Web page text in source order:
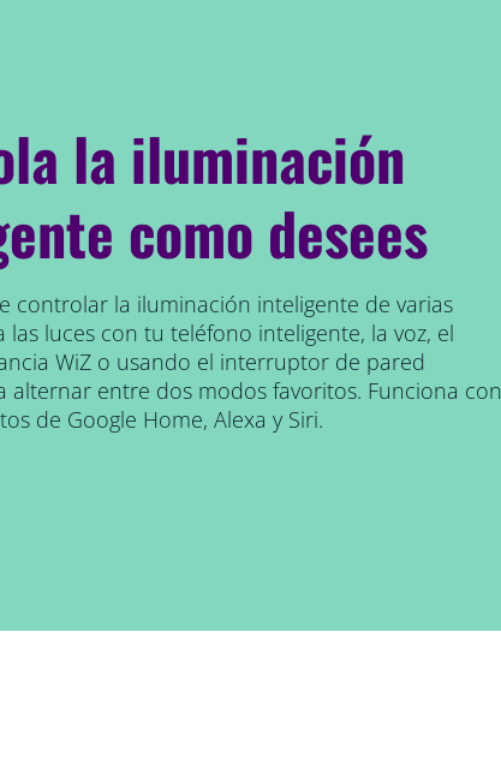
la iluminación
como desees
controlar la iluminación inteligente de varias
las luces con tu teléfono inteligente, la voz, el
WiZ o usando el interruptor de pared
alternar entre dos modos favoritos. Funciona con
de Google Home, Alexa y Siri.